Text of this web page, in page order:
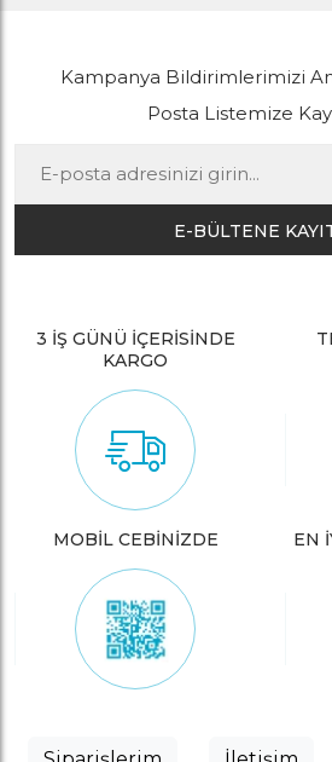
Kampanya Bildirimlerimizi
Posta Listemize
E-BÜLTENE
3 İŞ GÜNÜ İÇERİSİNDE
KARGO
MOBİL CEBİNİZDE EN